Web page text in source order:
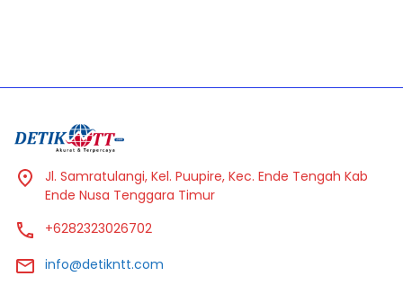
Jl. Samratulangi, Kel. Puupire, Kec. Ende Tengah Kab
Ende Nusa Tenggara Timur
+6282323026702
info@detikntt.com